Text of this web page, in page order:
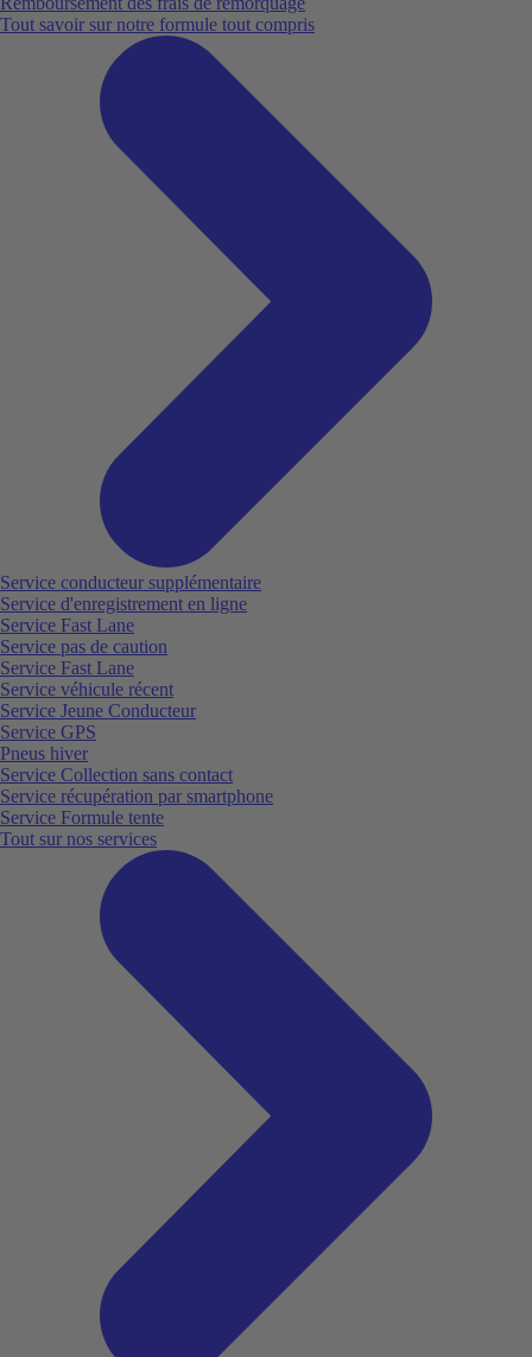
Tout savoir sur notre formule tout compris
Service conducteur supplémentaire
Service d'enregistrement en ligne
Service Fast Lane
Service pas de caution
Service Fast Lane
Service véhicule récent
Service Jeune Conducteur
Service GPS
Pneus hiver
Service Collection sans contact
Service récupération par smartphone
Service Formule tente
Tout sur nos services